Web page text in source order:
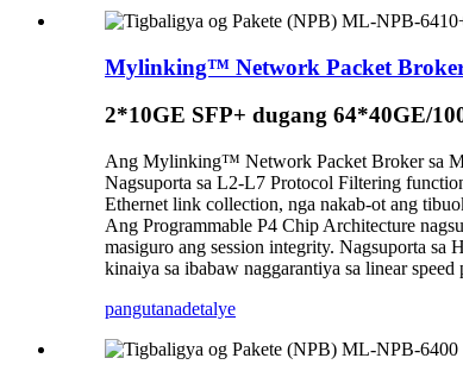
Mylinking™ Network Packet
2*10GE SFP+ dugang 64*40GE/
Ang Mylinking™ Network Packet Broker sa
Nagsuporta sa L2-L7 Protocol Filtering
Ethernet link collection, nga nakab-ot ang
Ang Programmable P4 Chip Architecture
masiguro ang session integrity. Nagsuporta
kinaiya sa ibabaw naggarantiya sa linear speed
pangutanadetalye